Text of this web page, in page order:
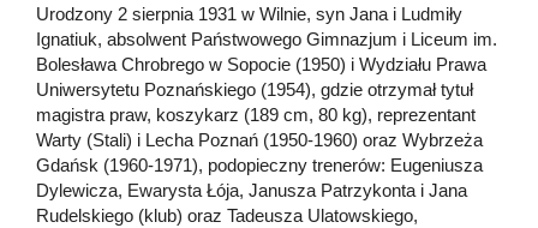
Urodzony 2 sierpnia 1931 w Wilnie, syn Jana i Ludmiły
Ignatiuk, absolwent Państwowego Gimnazjum i Liceum im.
Bolesława Chrobrego w Sopocie (1950) i Wydziału Prawa
Uniwersytetu Poznańskiego (1954), gdzie otrzymał tytuł
magistra praw, koszykarz (189 cm, 80 kg), reprezentant
Warty (Stali) i Lecha Poznań (1950-1960) oraz Wybrzeża
Gdańsk (1960-1971), podopieczny trenerów: Eugeniusza
Dylewicza, Ewarysta Łója, Janusza Patrzykonta i Jana
Rudelskiego (klub) oraz Tadeusza Ulatowskiego,